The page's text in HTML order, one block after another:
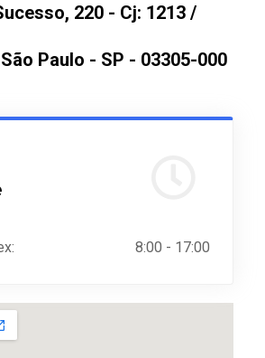
220 - Cj: 1213 /
Paulo - SP - 03305-000
8:00 - 17:00